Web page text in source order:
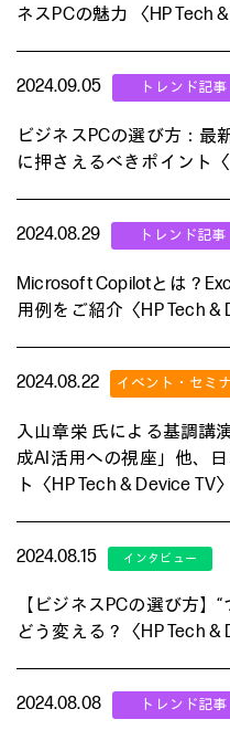
ネスPCの魅力 〈HP Tech
2024.09.05
ビジネスPCの選び方：最
に押さえるべきポイント〈
2024.08.29
Microsoft Copilotとは？
用例をご紹介〈HP Tech &
2024.08.22
入山章栄 氏による基調講
成AI活用への視座」他、
ト〈HP Tech & Device TV〉
2024.08.15
【ビジネスPCの選び方】
どう変える？〈HP Tech &
2024.08.08